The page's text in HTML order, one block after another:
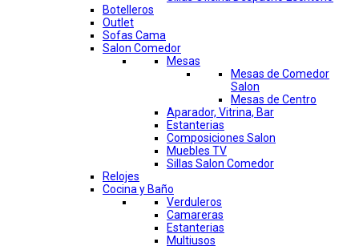
Botelleros
Outlet
Sofas Cama
Salon Comedor
Mesas
Mesas de Comedor
Salon
Mesas de Centro
Aparador, Vitrina, Bar
Estanterias
Composiciones Salon
Muebles TV
Sillas Salon Comedor
Relojes
Cocina y Baño
Verduleros
Camareras
Estanterias
Multiusos